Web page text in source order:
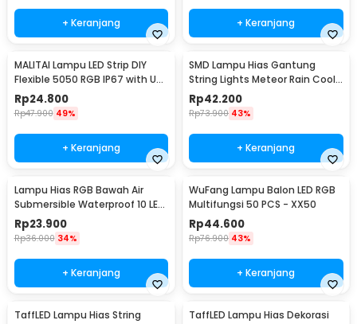
+ Keranjang + Keranjang
MALITAI Lampu LED Strip DIY
Flexible 5050 RGB IP67 with USB
Controller 2M - SMD2835
Rp24.800
Rp47.900 49%
+ Keranjang
SMD Lampu Hias Gantung
String Lights Meteor Rain Cool
White 30cm 8 PCS
Rp42.200
Rp73.900 43%
+ Keranjang
Lampu Hias RGB Bawah Air
Submersible Waterproof 10 LED
with Remote - 13017
Rp23.900
Rp36.000 34%
+ Keranjang
WuFang Lampu Balon LED RGB
Multifungsi 50 PCS - XX50
Rp44.600
Rp76.900 43%
+ Keranjang
TaffLED Lampu Hias String
TaffLED Lampu Hias Dekorasi